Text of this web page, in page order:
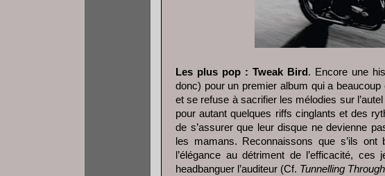
Les plus pop : Tweak Bird. Encore une
donc) pour un premier album qui a
et se refuse à sacrifier les mélodies sur
pour autant quelques riffs cinglants et des
de s’assurer que leur disque ne devienne
les mamans. Reconnaissons que s’ils
l’élégance au détriment de l’efficacité, ces
headbanguer l’auditeur (Cf. Tunnelling Through